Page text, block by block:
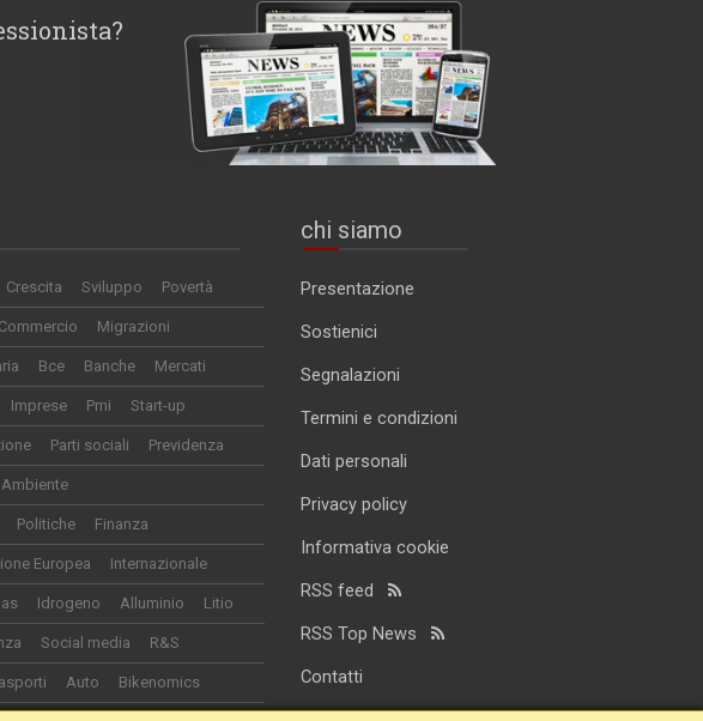
Crescita Sviluppo Povertà
Commercio Migrazioni
Bce Banche Mercati
Imprese Pmi Start-up
Parti sociali Previdenza
Ambiente
Politiche Finanza
Europea Internazionale
Idrogeno Alluminio Litio
Social media R&S
Auto Bikenomics
chi siamo
Presentazione
Sostienici
Segnalazioni
Termini e condizioni
Dati personali
Privacy policy
Informativa cookie
RSS feed
RSS Top News
Contatti